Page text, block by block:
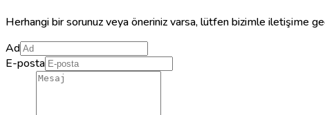
Herhangi bir sorunuz veya öneriniz varsa, lütfen bizimle iletişime
Ad
E-posta